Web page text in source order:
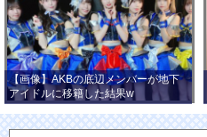
【画像】AKBの底辺メンバーが地下
アイドルに移籍した結果w